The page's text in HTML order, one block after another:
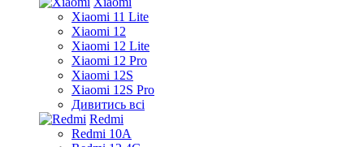
Xiaomi 11 Lite
Xiaomi 12
Xiaomi 12 Lite
Xiaomi 12 Pro
Xiaomi 12S
Xiaomi 12S Pro
Дивитись всі
Redmi
Redmi 10A